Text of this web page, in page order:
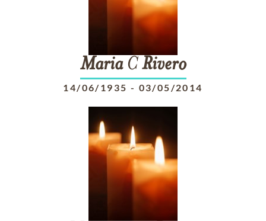
MariaCRivero
14/06/1935 - 03/05/2014